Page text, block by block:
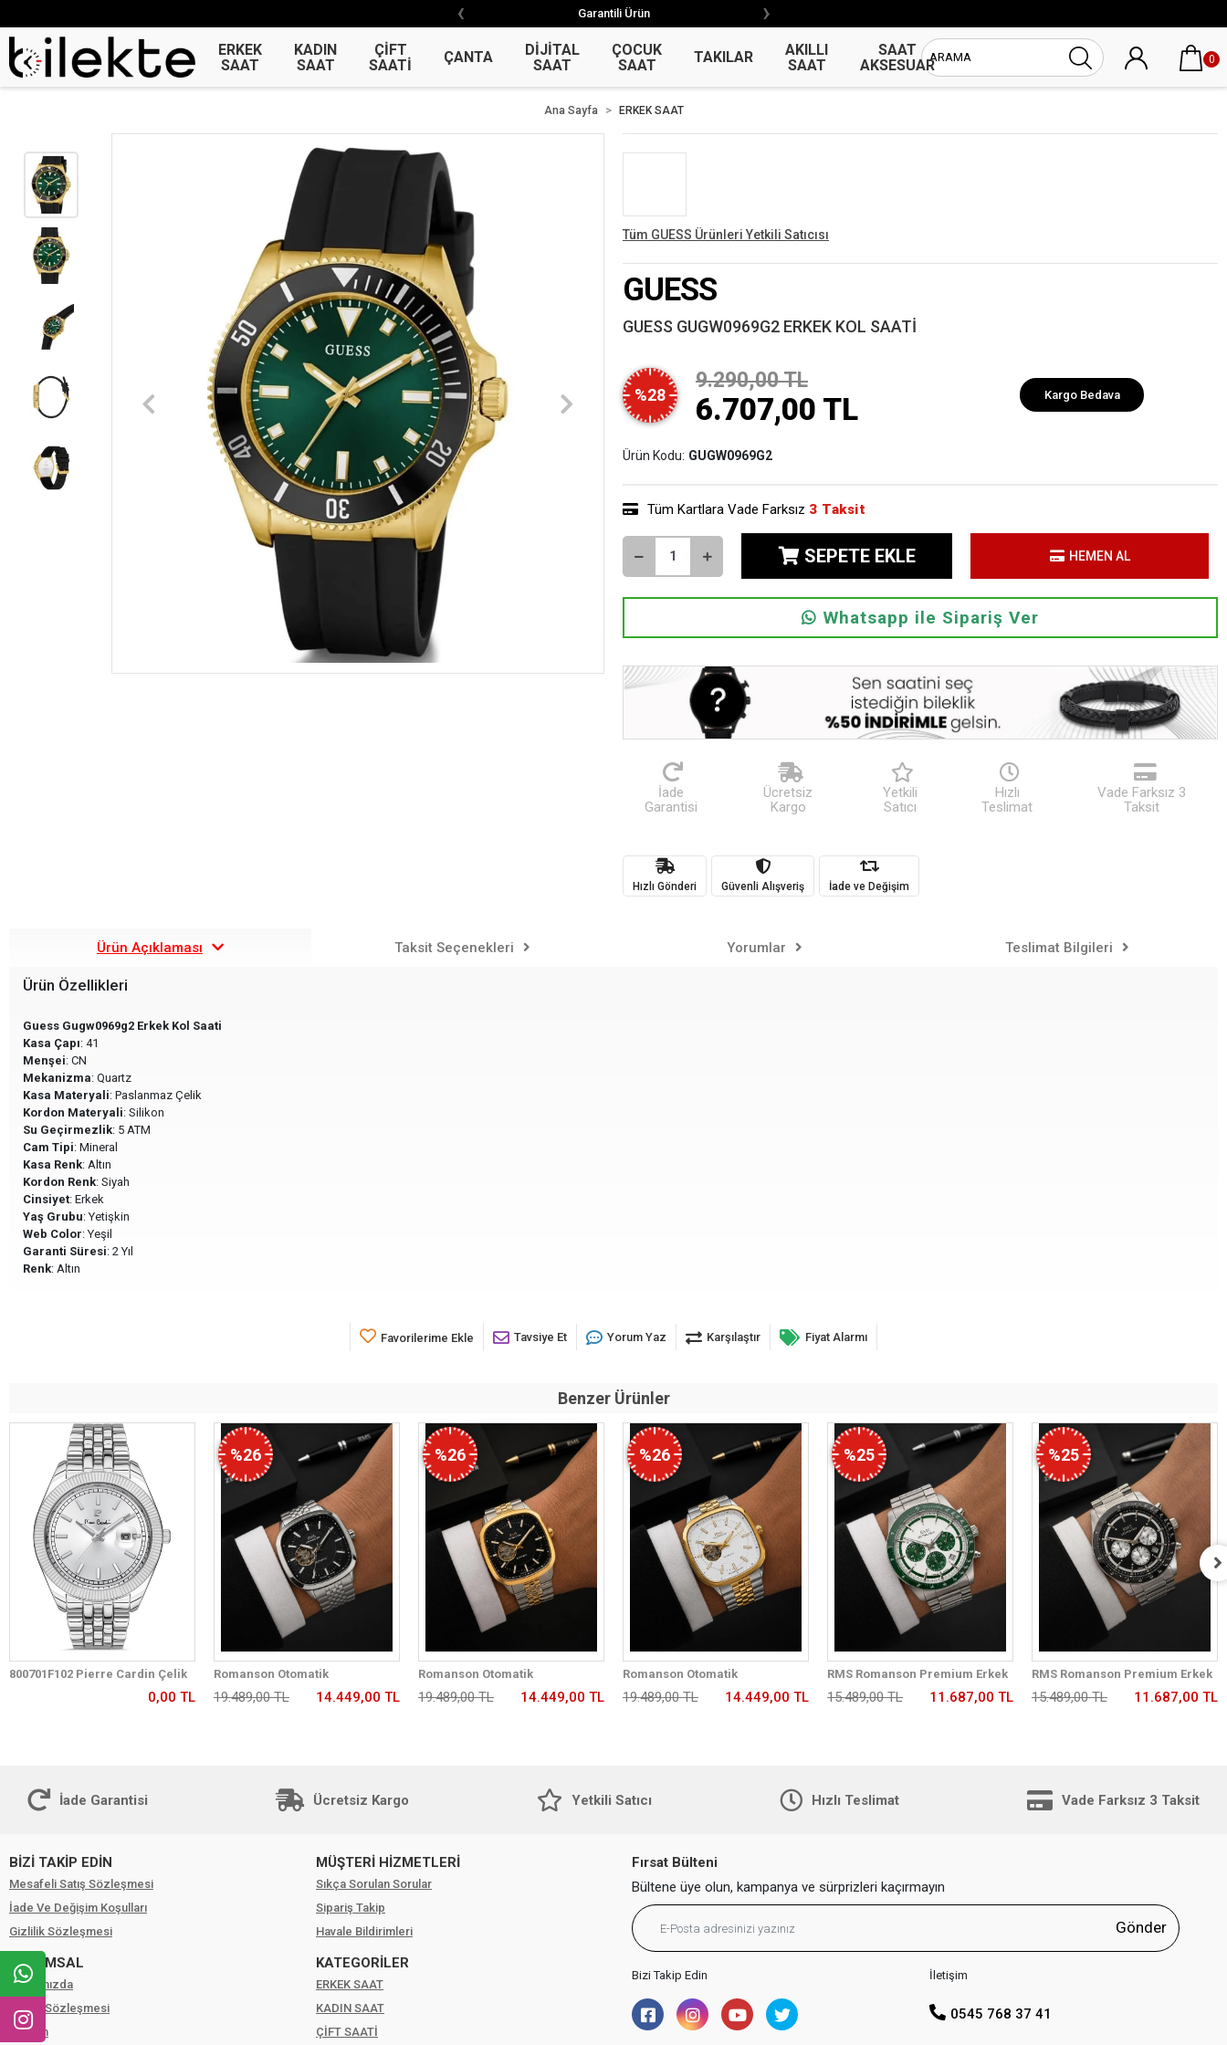
Garantili Ürün
‹ ›
ERKEK
SAAT
KADIN
SAAT
ÇİFT
SAATİ
ÇANTA
DİJİTAL
SAAT
ÇOCUK
SAAT
TAKILAR
AKILLI
SAAT
SAAT
AKSESUAR
UNİSEX
0
Garantili Ürün
‹ ›
Ana Sayfa ERKEK SAAT
Tüm GUESS Ürünleri Yetkili Satıcısı
GUESS
GUESS GUGW0969G2 ERKEK KOL SAATİ
%28
9.290,00 TL
6.707,00 TL Kargo Bedava
Ürün Kodu: GUGW0969G2
Tüm Kartlara Vade Farksız 3 Taksit
SEPETE EKLE HEMEN AL
Whatsapp ile Sipariş Ver
İade
Garantisi
Ücretsiz
Kargo
Yetkili
Satıcı
Hızlı
Teslimat
Vade Farksız 3
Taksit
Hızlı Gönderi Güvenli Alışveriş İade ve Değişim
Ürün Açıklaması Taksit Seçenekleri Yorumlar Teslimat Bilgileri
Ürün Özellikleri
Guess Gugw0969g2 Erkek Kol Saati
Kasa Çapı: 41
Menşei: CN
Mekanizma: Quartz
Kasa Materyali: Paslanmaz Çelik
Kordon Materyali: Silikon
Su Geçirmezlik: 5 ATM
Cam Tipi: Mineral
Kasa Renk: Altın
Kordon Renk: Siyah
Cinsiyet: Erkek
Yaş Grubu: Yetişkin
Web Color: Yeşil
Garanti Süresi: 2 Yıl
Renk: Altın
Favorilerime Ekle Tavsiye Et Yorum Yaz Karşılaştır Fiyat Alarmı
Benzer Ürünler
800701F102 Pierre Cardin Çelik
Kordon Erkek Kol Saati 30 Mt Su
0,00 TL
%26
Romanson Otomatik
Mekanizmalı Premium Erkek
Kol Saati 5 ATM Suya Dayanıklı 2
19.489,00 TL 14.449,00 TL
%26
Romanson Otomatik
Mekanizmalı Premium Erkek
Kol Saati 5 ATM Suya Dayanıklı 2
19.489,00 TL 14.449,00 TL
%26
Romanson Otomatik
Mekanizmalı Premium Erkek
Kol Saati 5 ATM Suya Dayanıklı 2
19.489,00 TL 14.449,00 TL
%25
RMS Romanson Premium Erkek
Kol Saati Çelik Kordon 5 ATM Su
Geçirmez Kronometreli Kadran
15.489,00 TL 11.687,00 TL
%25
RMS Romanson Premium Erkek
Kol Saati Çelik Kordon 5 ATM Su
Geçirmez Kronometreli Kadran
15.489,00 TL 11.687,00 TL
İade Garantisi Ücretsiz Kargo Yetkili Satıcı Hızlı Teslimat Vade Farksız 3 Taksit
BİZİ TAKİP EDİN
Mesafeli Satış Sözleşmesi
İade Ve Değişim Koşulları
Gizlilik Sözleşmesi
KURUMSAL
Hakkımızda
Üyelik Sözleşmesi
İletişim
MÜŞTERİ HİZMETLERİ
Sıkça Sorulan Sorular
Sipariş Takip
Havale Bildirimleri
KATEGORİLER
ERKEK SAAT
KADIN SAAT
ÇİFT SAATİ
Fırsat Bülteni
Bültene üye olun, kampanya ve sürprizleri kaçırmayın
Gönder
Bizi Takip Edin İletişim
0545 768 37 41